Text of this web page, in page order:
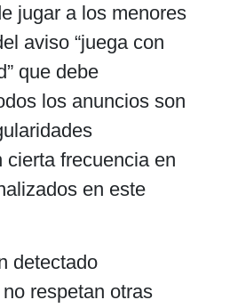
jugar a los menores
aviso “juega con
que debe
los anuncios son
cierta frecuencia en
en este
detectado
respetan otras